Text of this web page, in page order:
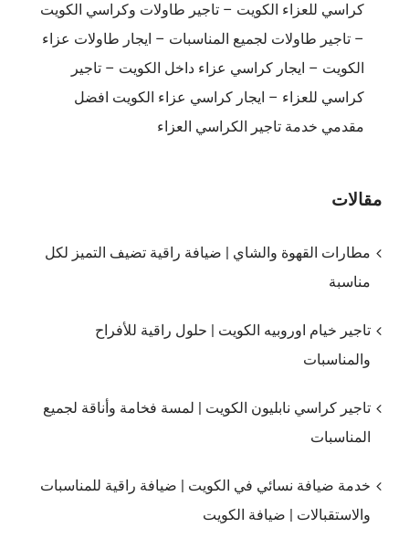
كراسي للعزاء الكويت – تاجير طاولات وكراسي الكويت
– تاجير طاولات لجميع المناسبات – ايجار طاولات عزاء
الكويت – ايجار كراسي عزاء داخل الكويت – تاجير
كراسي للعزاء – ايجار كراسي عزاء الكويت افضل
مقدمي خدمة تاجير الكراسي العزاء
مقالات
مطارات القهوة والشاي | ضيافة راقية تضيف التميز لكل
مناسبة
تاجير خيام اوروبيه الكويت | حلول راقية للأفراح
والمناسبات
تاجير كراسي نابليون الكويت | لمسة فخامة وأناقة لجميع
المناسبات
خدمة ضيافة نسائي في الكويت | ضيافة راقية للمناسبات
والاستقبالات | ضيافة الكويت